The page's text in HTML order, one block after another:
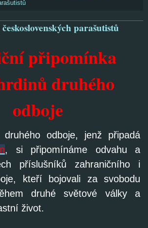
parašutistů
připomínka
druhého
odboje
odboje, jenž připadá
, si připomínáme odvahu a
příslušníků zahraničního i
kteří bojovali za svobodu
druhé světové války a
život.